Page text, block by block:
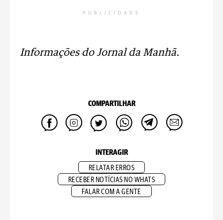
PUBLICIDADE
Informações do Jornal da Manhã.
COMPARTILHAR
INTERAGIR
RELATAR ERROS
RECEBER NOTÍCIAS NO WHATS
FALAR COM A GENTE